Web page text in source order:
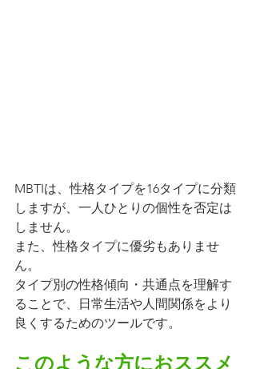
MBTIは、性格タイプを16タイプに分類
しますが、一人ひとりの個性を否定は
しません。
また、性格タイプに優劣もありませ
ん。
タイプ別の性格傾向・共通点を理解す
ることで、日常生活や人間関係をより
良くするためのツールです。
このような方におススメ